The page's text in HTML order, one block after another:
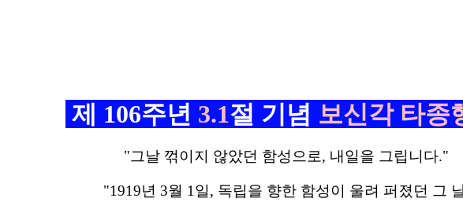
제 106주년 3.1절 기념 보신각 타종
"그날 꺾이지 않았던 함성으로, 내일을 그립니다."
"1919년 3월 1일, 독립을 향한 함성이 울려 퍼졌던 그